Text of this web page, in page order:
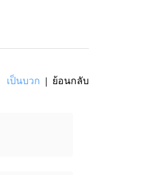
เป็นบวก | ย้อนกลับ